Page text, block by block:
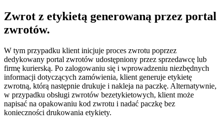
Zwrot z etykietą generowaną przez portal
zwrotów.
W tym przypadku klient inicjuje proces zwrotu poprzez
dedykowany portal zwrotów udostępniony przez sprzedawcę lub
firmę kurierską. Po zalogowaniu się i wprowadzeniu niezbędnych
informacji dotyczących zamówienia, klient generuje etykietę
zwrotną, którą następnie drukuje i nakleja na paczkę. Alternatywnie,
w przypadku obsługi zwrotów bezetykietowych, klient może
napisać na opakowaniu kod zwrotu i nadać paczkę bez
konieczności drukowania etykiety.